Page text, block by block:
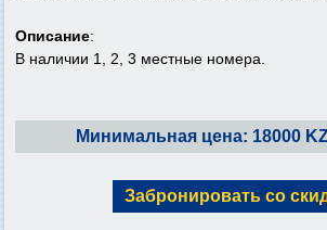
Описание:
В наличии 1, 2, 3 местные номера.
Минимальная цена: 18000
Забронировать со